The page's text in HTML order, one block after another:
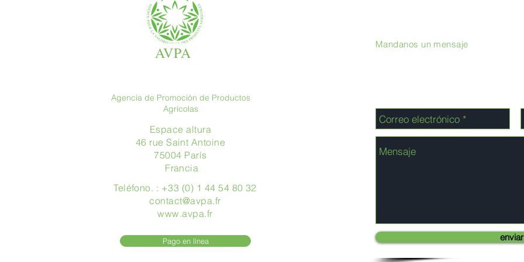
AVPA
Agencia de Promoción de Productos
Agrícolas
Espace altura
46 rue Saint Antoine
75004 París
​ Francia
Teléfono. : +33 (0) 1 44 54 80 32
contact@avpa.fr
www.avpa.fr
Pago en línea
Mandanos un mensaje